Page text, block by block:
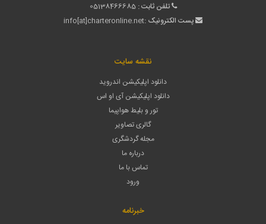
تلفن ثابت : 05138466685
پست الکترونیک :info[at]charteronline.net
نقشه سایت
دانلود اپلیکیشن اندروید
دانلود اپلیکیشن آی او اس
تور و بلیط هواپیما
گالری تصاویر
مجله گردشگری
درباره ما
تماس با ما
ورود
خبرنامه